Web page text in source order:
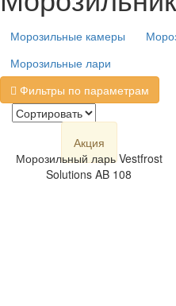
Морозильные камеры
Морозильные лари
Фильтры по параметрам
Акция
Морозильный ларь Vestfrost
Solutions AB 108